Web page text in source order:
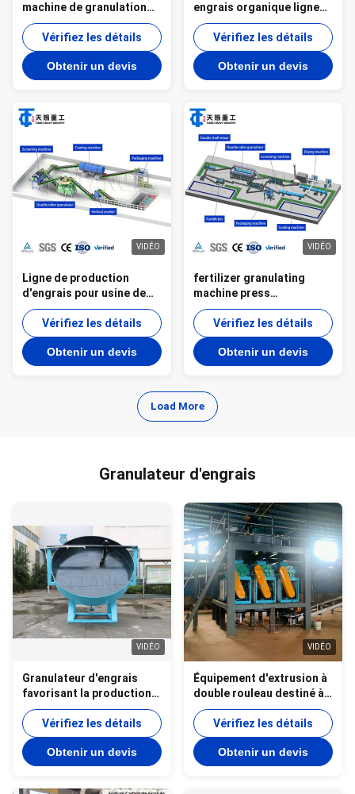
machine de granulation
d'engrais organiques
Granulateur de fumier de
poulet
Vérifiez les détails
Obtenir un devis
engrais organique ligne
de granulation
granulateur à disque pour
déchets organiques
Vérifiez les détails
Obtenir un devis
VIDÉO
Ligne de production
d'engrais pour usine de
granulés composés NPK
avec technologie
d'extrusion à rouleaux et
fonctionnement économe
en énergie
Vérifiez les détails
Obtenir un devis
VIDÉO
fertilizer granulating
machine press
granulation line for
Fertilizer Granulating
Machine
Vérifiez les détails
Obtenir un devis
Load More
Granulateur d'engrais
VIDÉO
Granulateur d'engrais
favorisant la production
continue de granulés
d'engrais organiques et
composés
Vérifiez les détails
Obtenir un devis
VIDÉO
Équipement d'extrusion à
double rouleau destiné à
la granulation d'engrais
composés
Vérifiez les détails
Obtenir un devis